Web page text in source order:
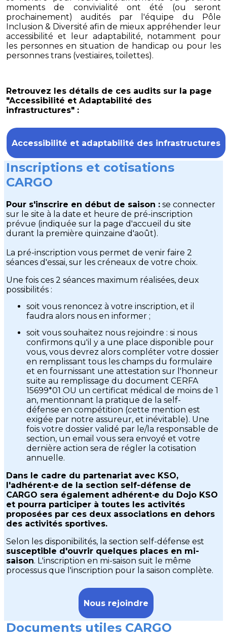
moments de convivialité ont été (ou seront
prochainement) audités par l'équipe du Pôle
Inclusion & Diversité afin de mieux appréhender leur
accessibilité et leur adaptabilité, notamment pour
les personnes en situation de handicap ou pour les
personnes trans (vestiaires, toilettes).
Retrouvez les détails de ces audits sur la page
"Accessibilité et Adaptabilité des
infrastructures" :
Accessibilité et adaptabilité des infrastructures
Inscriptions et cotisations
CARGO
Pour s'inscrire en début de saison : se connecter
sur le site à la date et heure de pré-inscription
prévue (indiquée sur la page d'accueil du site
durant la première quinzaine d'août).
La pré-inscription vous permet de venir faire 2
séances d'essai, sur les créneaux de votre choix.
Une fois ces 2 séances maximum réalisées, deux
possibilités :
soit vous renoncez à votre inscription, et il
faudra alors nous en informer ;
soit vous souhaitez nous rejoindre : si nous
confirmons qu'il y a une place disponible pour
vous, vous devrez alors compléter votre dossier
en remplissant tous les champs du formulaire
et en fournissant une attestation sur l'honneur
suite au remplissage du document CERFA
15699*01 OU un certificat médical de moins de 1
an, mentionnant la pratique de la self-
défense en compétition (cette mention est
exigée par notre assureur, et inévitable). Une
fois votre dossier validé par le/la responsable de
section, un email vous sera envoyé et votre
dernière action sera de régler la cotisation
annuelle.
Dans le cadre du partenariat avec KSO,
l'adhérent·e de la section self-défense de
CARGO sera également adhérent·e du Dojo KSO
et pourra participer à toutes les activités
proposées par ces deux associations en dehors
des activités sportives.
Selon les disponibilités, la section self-défense est
susceptible d'ouvrir quelques places en mi-
saison. L'inscription en mi-saison suit le même
processus que l'inscription pour la saison complète.
Nous rejoindre
Documents utiles CARGO